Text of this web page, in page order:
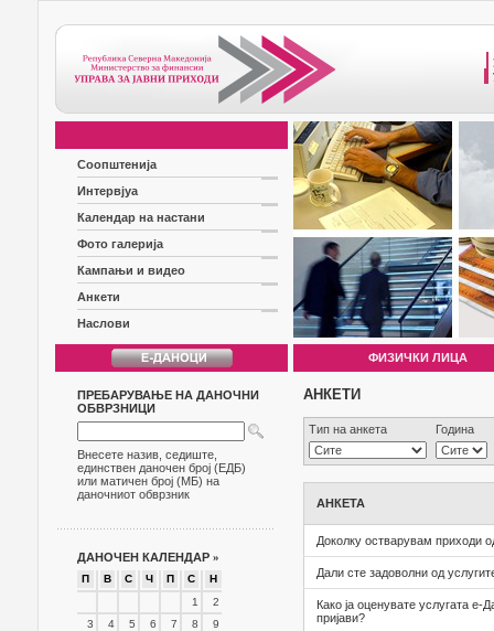
Соопштенија
Интервјуа
Календар на настани
Фото галерија
Кампањи и видео
Анкети
Наслови
ФИЗИЧКИ ЛИЦА
ПРЕБАРУВАЊЕ НА ДАНОЧНИ
ОБВРЗНИЦИ
Внесете назив, седиште,
единствен даночен број (ЕДБ)
или матичен број (МБ) на
даночниот обврзник
ДАНОЧЕН КАЛЕНДАР »
П В С Ч П С
Н
1
2
3
4 5 6 7 8
9
АНКЕТИ
Тип на анкета Година
АНКЕТА
Доколку остварувам приходи
Дали сте задоволни од
Како ја оценувате услугата
пријави?